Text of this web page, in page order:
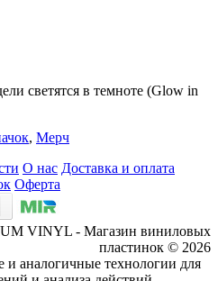
светятся в темноте (Glow in
, Мерч
О нас Доставка и оплата
Оферта
VINYL - Магазин виниловых
пластинок © 2026
аналогичные технологии для